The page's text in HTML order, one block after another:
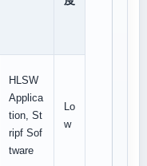
HLSW
Applica
tion, St
ripf Sof
tware
Lo
w